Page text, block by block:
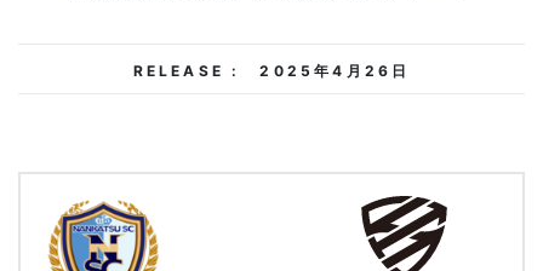
RELEASE : 2025年4月26日